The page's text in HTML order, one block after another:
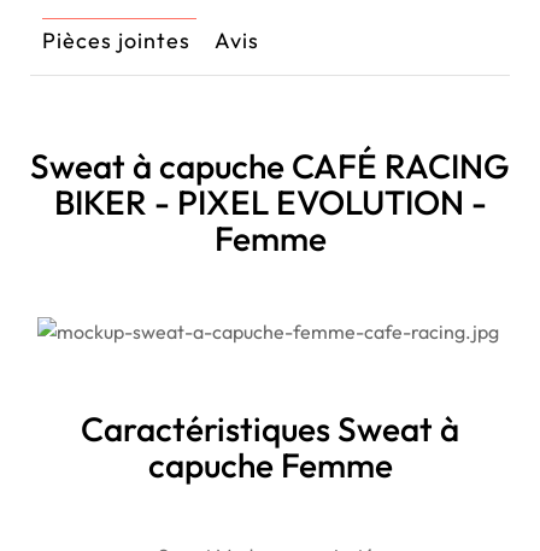
Pièces jointes
Avis
Sweat à capuche CAFÉ RACING
BIKER - PIXEL EVOLUTION -
Femme
Caractéristiques Sweat à
capuche Femme